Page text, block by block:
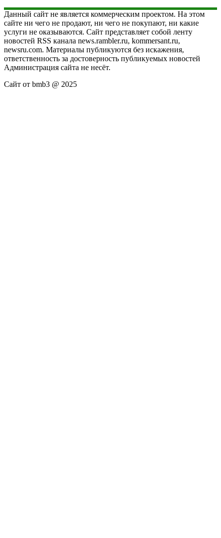
Данный сайт не является коммерческим проектом. На этом
сайте ни чего не продают, ни чего не покупают, ни какие
услуги не оказываются. Сайт представляет собой ленту
новостей RSS канала news.rambler.ru, kommersant.ru,
newsru.com. Материалы публикуются без искажения,
ответственность за достоверность публикуемых новостей
Администрация сайта не несёт.
Сайт от bmb3 @ 2025